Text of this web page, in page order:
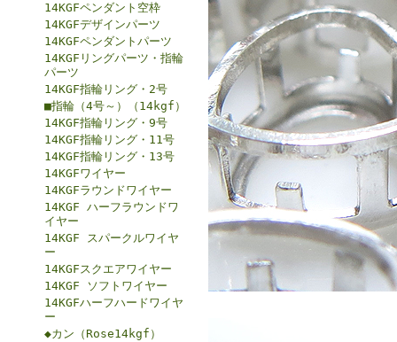
14KGFペンダント空枠
14KGFデザインパーツ
14KGFペンダントパーツ
14KGFリングパーツ・指輪
パーツ
14KGF指輪リング・2号
■指輪（4号～）（14kgf）
14KGF指輪リング・9号
14KGF指輪リング・11号
14KGF指輪リング・13号
14KGFワイヤー
14KGFラウンドワイヤー
14KGF ハーフラウンドワ
イヤー
14KGF スパークルワイヤ
ー
14KGFスクエアワイヤー
14KGF ソフトワイヤー
14KGFハーフハードワイヤ
ー
◆カン（Rose14kgf）